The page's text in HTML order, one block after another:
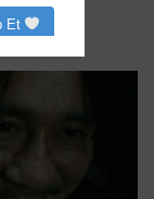
Et